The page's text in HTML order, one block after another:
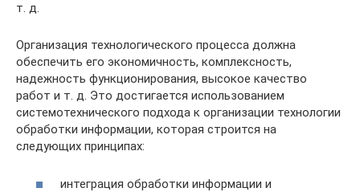
т. д.
Организация технологического процесса должна
обеспечить его экономичность, комплексность,
надежность функционирования, высокое качество
работ и т. д. Это достигается использованием
системотехнического подхода к организации технологии
обработки информации, которая строится на
следующих принципах:
интеграция обработки информации и